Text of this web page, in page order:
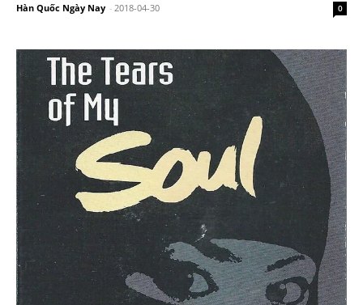
Hàn Quốc Ngày Nay - 2018-04-30 0